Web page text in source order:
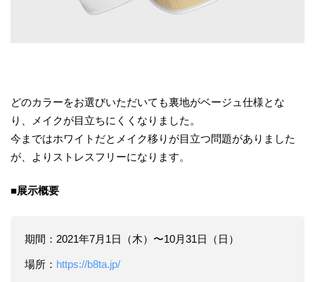
どのカラーをお選びいただいても裏地がベージュ仕様とな
り、メイクが目立ちにくくなりました。
今まではホワイトだとメイク移りが目立つ問題がありました
が、よりストレスフリーになります。
■展示​概要
期間：2021年7月1日（木）〜10月31日（日）
場所： https://b8ta.jp/